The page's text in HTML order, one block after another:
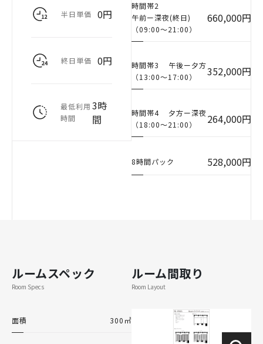
半日単価 0円
終日単価 0円
最低利用
時間
3時
間
時間帯2
午前ー深夜(終日)
（09:00〜21:00）
660,000円
時間帯3
午後ー夕方
（13:00〜17:00）
352,000円
時間帯4
夕方ー深夜
（18:00〜21:00）
264,000円
8時間パック 528,000円
ルームスペック
Room Specs
面積 300㎡
ルーム間取り
Room Layout